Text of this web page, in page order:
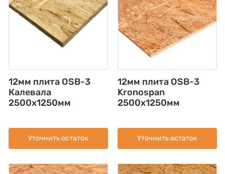
12мм плита OSB-3
Калевала
2500х1250мм
Уточнить остаток
12мм плита OSB-3
Kronospan
2500x1250мм
Уточнить остаток